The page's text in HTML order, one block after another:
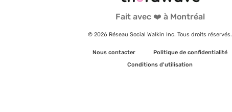
Fait avec ❤️ à Montréal
© 2026 Réseau Social Walkin Inc. Tous droits réservés.
Nous contacter
Politique de confidentialité
Conditions d'utilisation